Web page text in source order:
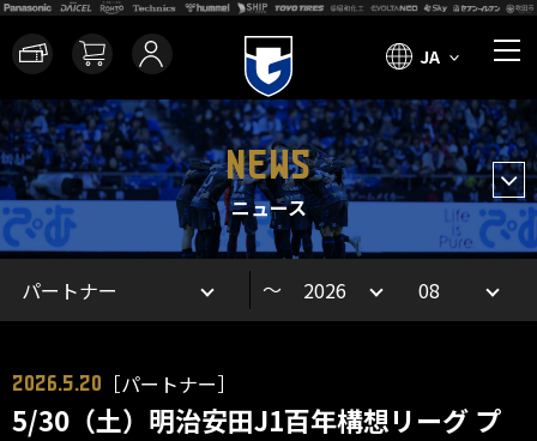
JA
NEWS
ニュース
～
2026.5.20 ［パートナー］
5/30（土）明治安田J1百年構想リーグ プ